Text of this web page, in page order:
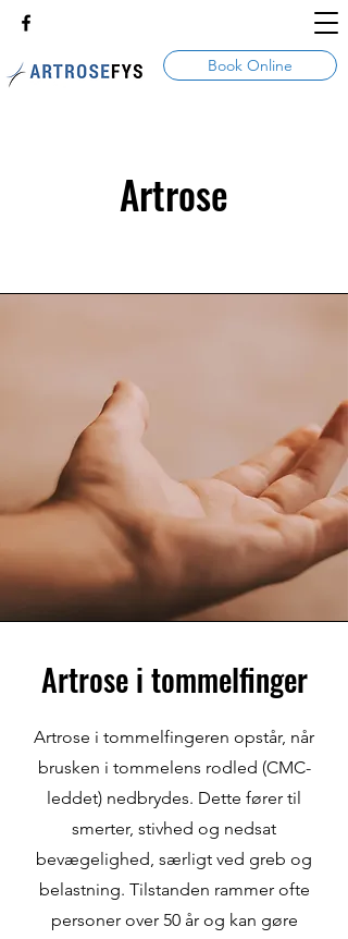
Book Online
Artrose
Artrose i tommelfinger
Artrose i tommelfingeren opstår, når
brusken i tommelens rodled (CMC-
leddet) nedbrydes. Dette fører til
smerter, stivhed og nedsat
bevægelighed, særligt ved greb og
belastning. Tilstanden rammer ofte
personer over 50 år og kan gøre